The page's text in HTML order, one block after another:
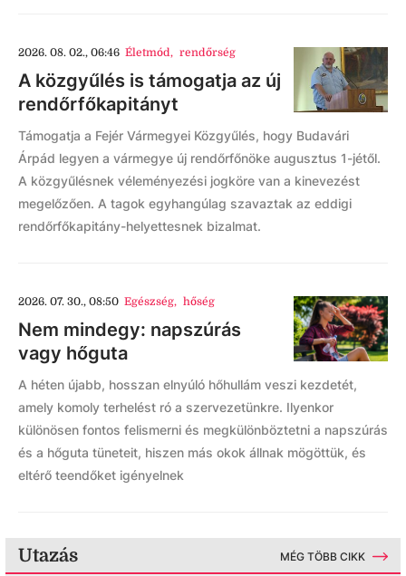
2026. 08. 02., 06:46 Életmód, rendőrség
A közgyűlés is támogatja az új
rendőrfőkapitányt
Támogatja a Fejér Vármegyei Közgyűlés, hogy Budavári
Árpád legyen a vármegye új rendőrfőnöke augusztus 1-jétől.
A közgyűlésnek véleményezési jogköre van a kinevezést
megelőzően. A tagok egyhangúlag szavaztak az eddigi
rendőrfőkapitány-helyettesnek bizalmat.
2026. 07. 30., 08:50 Egészség, hőség
Nem mindegy: napszúrás
vagy hőguta
A héten újabb, hosszan elnyúló hőhullám veszi kezdetét,
amely komoly terhelést ró a szervezetünkre. Ilyenkor
különösen fontos felismerni és megkülönböztetni a napszúrás
és a hőguta tüneteit, hiszen más okok állnak mögöttük, és
eltérő teendőket igényelnek
Utazás MÉG TÖBB CIKK